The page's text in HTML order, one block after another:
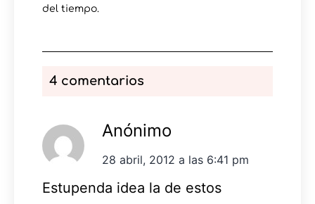
del tiempo.
4 comentarios
Anónimo
28 abril, 2012 a las 6:41 pm
Estupenda idea la de estos